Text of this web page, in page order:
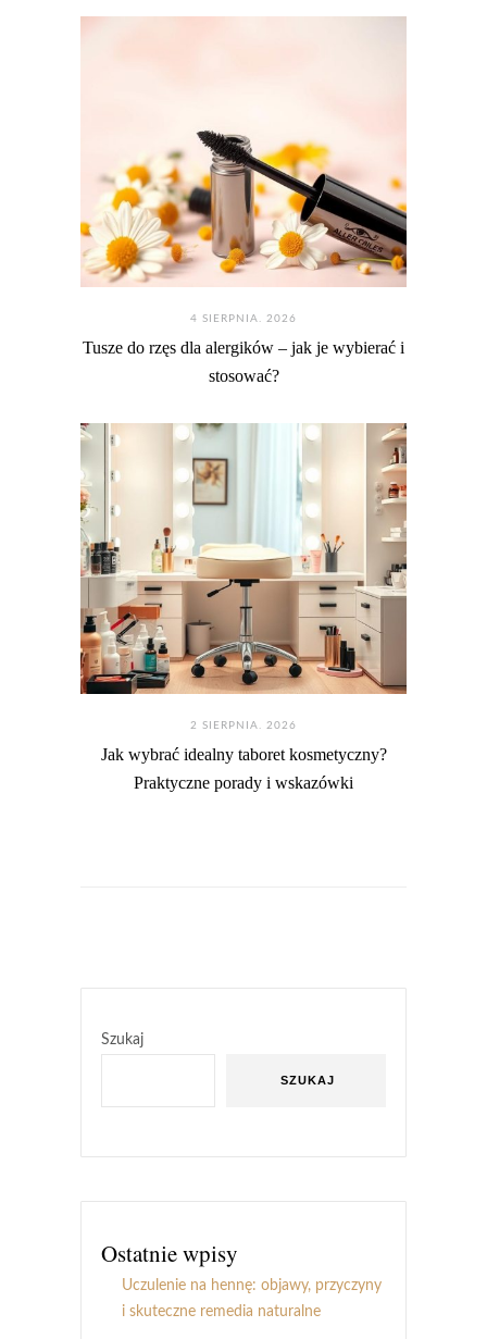
4 SIERPNIA. 2026
Tusze do rzęs dla alergików – jak je wybierać i
stosować?
2 SIERPNIA. 2026
Jak wybrać idealny taboret kosmetyczny?
Praktyczne porady i wskazówki
Szukaj
SZUKAJ
Ostatnie wpisy
Uczulenie na hennę: objawy, przyczyny
i skuteczne remedia naturalne